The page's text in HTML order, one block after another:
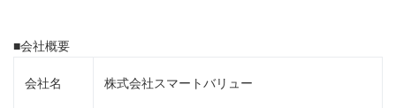
■会社概要
会社名 株式会社スマートバリュー